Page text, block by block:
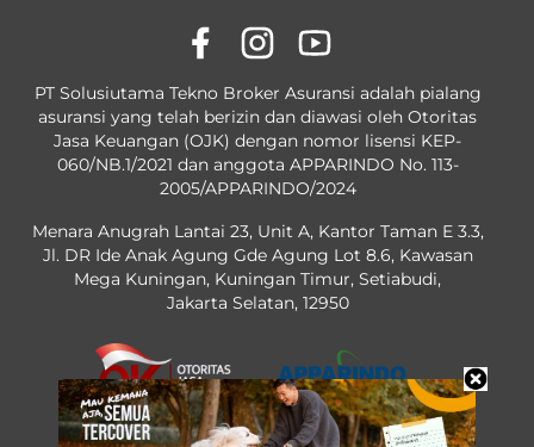
PT Solusiutama Tekno Broker Asuransi adalah pialang
asuransi yang telah berizin dan diawasi oleh Otoritas
Jasa Keuangan (OJK) dengan nomor lisensi KEP-
060/NB.1/2021 dan anggota APPARINDO No. 113-
2005/APPARINDO/2024
Menara Anugrah Lantai 23, Unit A, Kantor Taman E 3.3,
Jl. DR Ide Anak Agung Gde Agung Lot 8.6, Kawasan
Mega Kuningan, Kuningan Timur, Setiabudi,
Jakarta Selatan, 12950
OJK License No. KEP-60/NB.1/2021No. 113-2005/APPARINDO/2024